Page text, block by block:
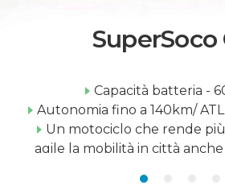
SuperSoco
Capacità batteria -
Autonomia fino a 140km/
Un motociclo che rende
agile la mobilità in città